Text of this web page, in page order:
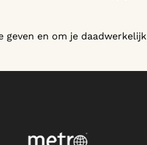
en om je daadwerkelijk